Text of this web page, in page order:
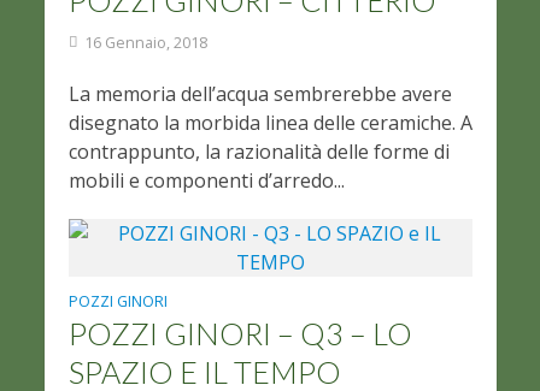
16 Gennaio, 2018
La memoria dell’acqua sembrerebbe avere
disegnato la morbida linea delle ceramiche. A
contrappunto, la razionalità delle forme di
mobili e componenti d’arredo...
POZZI GINORI
POZZI GINORI – Q3 – LO
SPAZIO E IL TEMPO